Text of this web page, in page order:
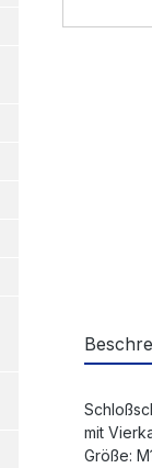
mit
Größe: